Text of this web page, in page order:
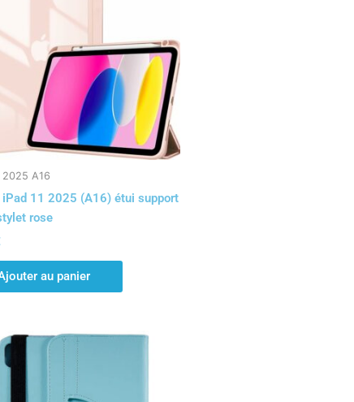
2025 A16
iPad 11 2025 (A16) étui support
rose
au panier